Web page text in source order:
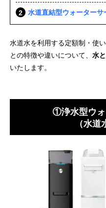
水道直結型ウォーターサ
水道水を利用する定額制・使
との特徴や違いについて、 水
いたします。
①浄水型ウ
（水道